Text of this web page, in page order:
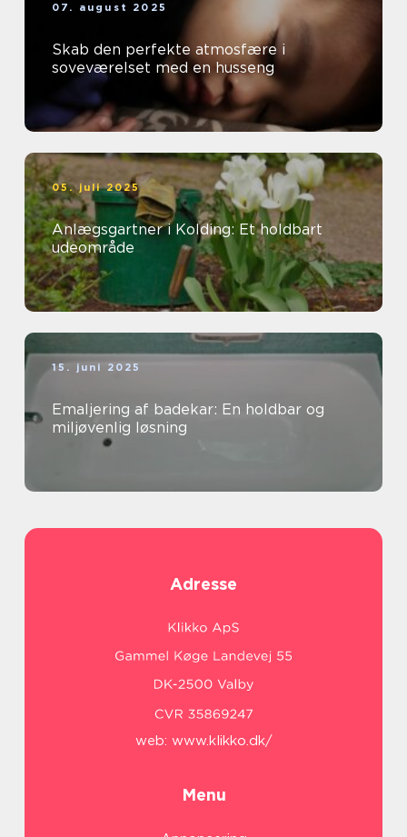
07. august 2025
Skab den perfekte atmosfære i
soveværelset med en husseng
05. juli 2025
Anlægsgartner i Kolding: Et holdbart
udeområde
15. juni 2025
Emaljering af badekar: En holdbar og
miljøvenlig løsning
Adresse
web: www.klikko.dk/
Menu